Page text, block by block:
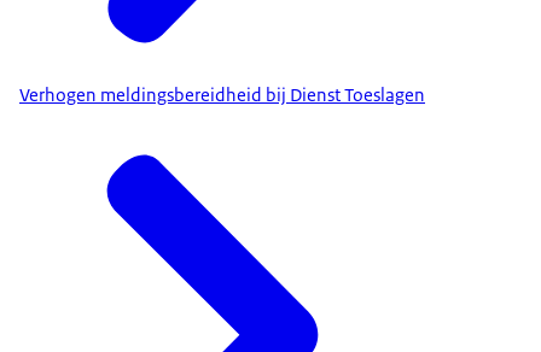
Verhogen meldingsbereidheid bij Dienst Toeslagen